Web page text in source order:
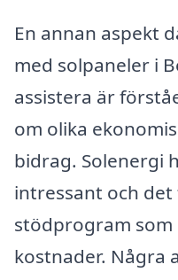
En annan aspekt
med solpaneler i
assistera är
om olika
bidrag. Solenergi
intressant och
stödprogram som
kostnader. Några